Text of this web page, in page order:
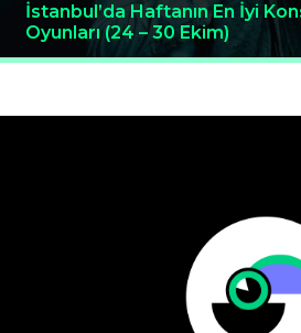
İstanbul’da Haftanın En İyi
Oyunları (24 – 30 Ekim)